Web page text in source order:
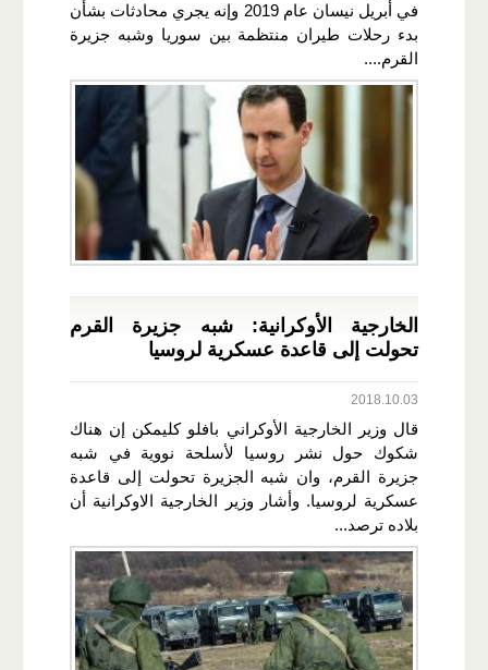
في أبريل نيسان عام 2019 وإنه يجري محادثات بشأن
بدء رحلات طيران منتظمة بين سوريا وشبه جزيرة
القرم....
الخارجية الأوكرانية: شبه جزيرة القرم
تحولت إلى قاعدة عسكرية لروسيا
2018.10.03
قال وزير الخارجية الأوكراني بافلو كليمكن إن هناك
شكوك حول نشر روسيا لأسلحة نووية في شبه
جزيرة القرم، وان شبه الجزيرة تحولت إلى قاعدة
عسكرية لروسيا. وأشار وزير الخارجية الاوكرانية أن
بلاده ترصد...